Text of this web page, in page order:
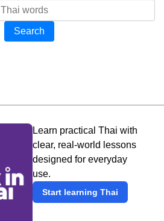
Search
Learn practical Thai with
clear, real-world lessons
designed for everyday
use.
Start learning Thai